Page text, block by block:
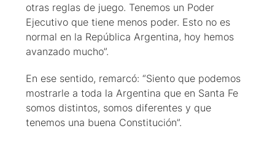
otras reglas de juego. Tenemos un Poder
Ejecutivo que tiene menos poder. Esto no es
normal en la República Argentina, hoy hemos
avanzado mucho”.
En ese sentido, remarcó: “Siento que podemos
mostrarle a toda la Argentina que en Santa Fe
somos distintos, somos diferentes y que
tenemos una buena Constitución”.